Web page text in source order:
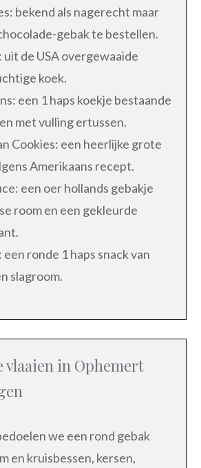
bekend als nagerecht maar
gebak te bestellen.
uit de USA overgewaaide
koek.
een 1 haps koekje bestaande
met vulling ertussen.
Cookies: een heerlijke grote
Amerikaans recept.
een oer hollands gebakje
room en een gekleurde
een ronde 1 haps snack van
slagroom.
vlaaien in Ophemert
we een rond gebak
en kruisbessen, kersen,